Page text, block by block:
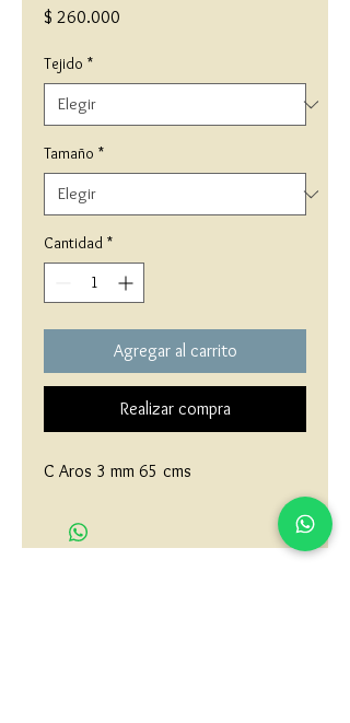
$ 260.000
Tejido *
Tamaño *
Cantidad *
Agregar al carrito
Realizar compra
C Aros 3 mm 65 cms